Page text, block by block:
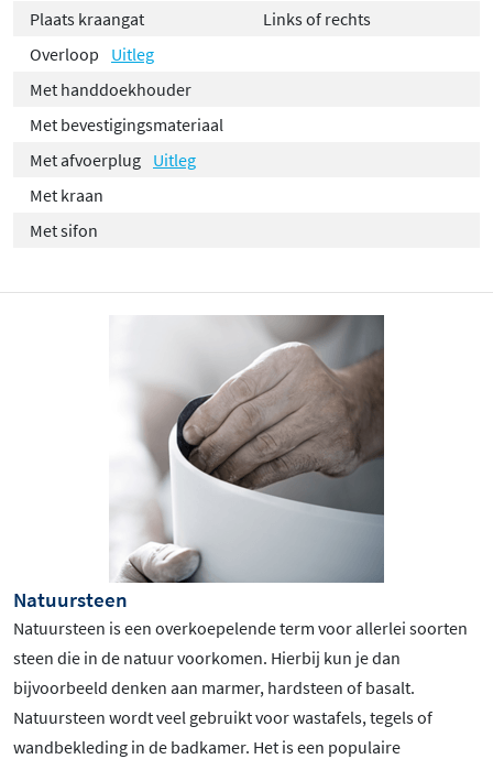
Plaats kraangat
Links of rechts
Overloop
Uitleg
Met handdoekhouder
Met bevestigingsmateriaal
Met afvoerplug Uitleg
Met kraan
Met sifon
Natuursteen
Natuursteen is een overkoepelende term voor allerlei soorten
steen die in de natuur voorkomen. Hierbij kun je dan
bijvoorbeeld denken aan marmer, hardsteen of basalt.
Natuursteen wordt veel gebruikt voor wastafels, tegels of
wandbekleding in de badkamer. Het is een populaire